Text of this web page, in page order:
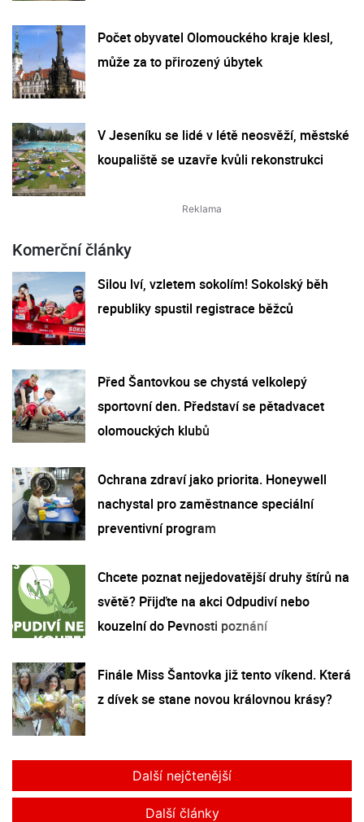
Počet obyvatel Olomouckého kraje klesl,
může za to přirozený úbytek
V Jeseníku se lidé v létě neosvěží, městské
koupaliště se uzavře kvůli rekonstrukci
Komerční články
Silou lví, vzletem sokolím! Sokolský běh
republiky spustil registrace běžců
Před Šantovkou se chystá velkolepý
sportovní den. Představí se pětadvacet
olomouckých klubů
Ochrana zdraví jako priorita. Honeywell
nachystal pro zaměstnance speciální
preventivní program
Chcete poznat nejjedovatější druhy štírů na
světě? Přijďte na akci Odpudiví nebo
kouzelní do Pevnosti poznání
Finále Miss Šantovka již tento víkend. Která
z dívek se stane novou královnou krásy?
Další nejčtenější
Další články